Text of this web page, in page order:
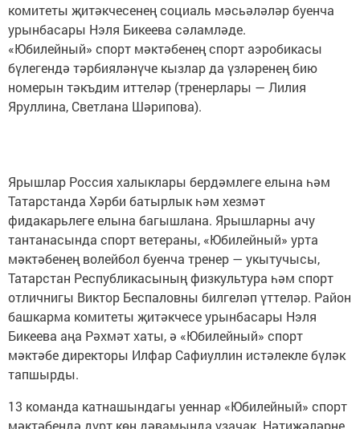
комитеты җитәкчесенең социаль мәсьәләләр буенча
урынбасары Нэля Бикеева сәламләде.
«Юбилейный» спорт мәктәбенең спорт аэробикасы
бүлегендә тәрбияләнүче кызлар да үзләренең бию
номерын тәкъдим иттеләр (тренерлары — Лилия
Яруллина, Светлана Шәрипова).
Ярышлар Россия халыклары бердәмлеге елына һәм
Татарстанда Хәрби батырлык һәм хезмәт
фидакарьлеге елына багышлана. Ярышларны ачу
тантанасында спорт ветераны, «Юбилейный» урта
мәктәбенең волейбол буенча тренер — укытучысы,
Татарстан Республикасының физкультура һәм спорт
отличнигы Виктор Беспаловны билгеләп үттеләр. Район
башкарма комитеты җитәкчесе урынбасары Нэля
Бикеева аңа Рәхмәт хаты, ә «Юбилейный» спорт
мәктәбе директоры Илфар Сафиуллин истәлекле бүләк
тапшырды.
13 команда катнашындагы уеннар «Юбилейный» спорт
мәктәбендә дүрт көн дәвамында узачак. Нәтиҗәләрне